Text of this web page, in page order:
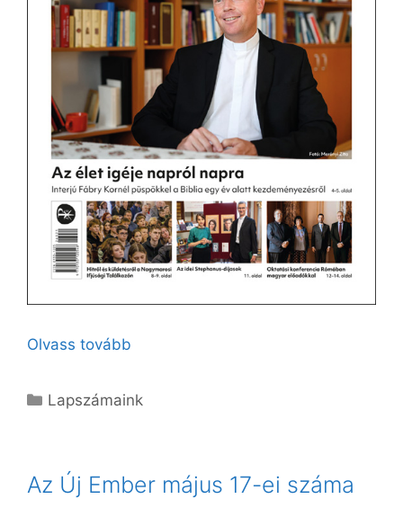
Olvass tovább
Kategória
Lapszámaink
Az Új Ember május 17-ei száma